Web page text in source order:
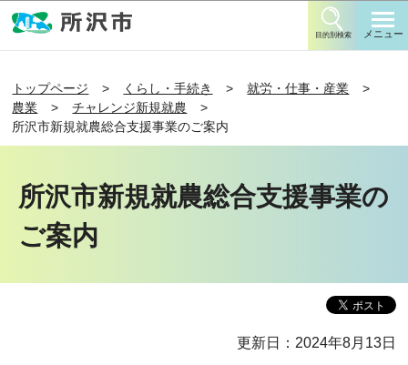
目的別検索 メニュー
トップページ くらし・手続き
就労・仕事・産業
農業
チャレンジ新規就農
所沢市新規就農総合支援事業のご案内
所沢市新規就農総合支援事業の
ご案内
更新日：2024年8月13日